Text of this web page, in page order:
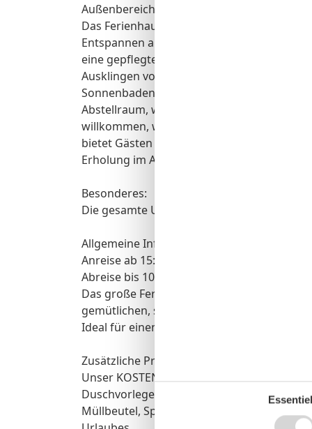
Außenbereich:
Das Ferienhaus Waterkant in Norddeich
Entspannen an der frischen Nordseeluft
eine gepflegte Liegewiese stehen zur
Ausklingen von Urlaubstagen. Der Garten
Sonnenbaden oder Grillen. Für Urlauber,
Abstellraum, während ein Parkplatz direkt
willkommen, was das Ferienhaus auch für
bietet Gästen die Möglichkeit, die
Erholung im Außenbereich zu maximieren.
Besonderes:
Die gesamte Unterkunft lässt sich über
Allgemeine Informationen:
Anreise ab 15:00 Uhr
Abreise bis 10:00 Uhr
Das große Ferienhaus in Norden bietet
gemütlichen, sichtgeschützten Garten, der
Ideal für einen entspannten Familienurlaub.
Zusätzliche Preisinfos:
Unser KOSTENPFLICHTIGES
Duschvorleger, Geschirrhandtücher und
Müllbeutel, Spülbürste, Putzlappen und